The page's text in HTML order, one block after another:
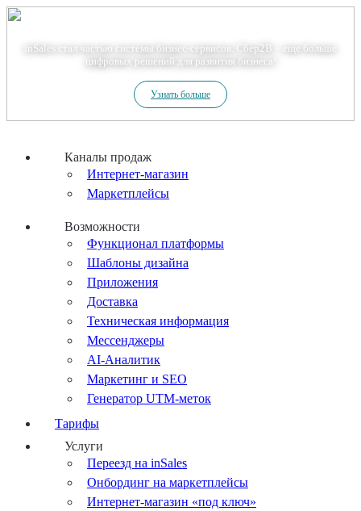
inSales стал частью системы бизнес-сервисов. Сбер2В – еще больше
цифровых решений для развития бизнеса!
Узнать больше
Каналы продаж
Интернет-магазин
Маркетплейсы
Возможности
Функционал платформы
Шаблоны дизайна
Приложения
Доставка
Техническая информация
Мессенджеры
AI-Аналитик
Маркетинг и SEO
Генератор UTM-меток
Тарифы
Услуги
Переезд на inSales
Онбординг на маркетплейсы
Интернет-магазин «под ключ»